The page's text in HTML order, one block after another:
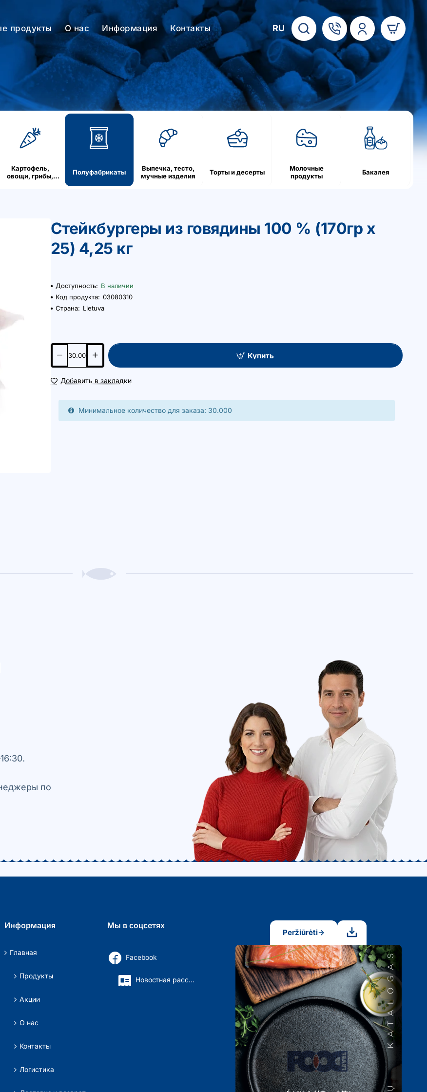
продукты О нас Информация Контакты RU
Картофель,
овощи, грибы,
Полуфабрикаты
Выпечка, тесто,
мучные изделия
Торты и десерты
Молочные
продукты
Бакалея
Стейкбургеры из говядины 100 % (170гр х
25) 4,25 кг
Доступность: В наличии
Код продукта: 03080310
Страна: Lietuva
Купить
Добавить в закладки
Минимальное количество для заказа: 30.000
по
Информация
Главная
Продукты
Акции
О нас
Контакты
Логистика
Мы в соцсетях
Facebook
Новостная рассылка
Peržiūrėti→